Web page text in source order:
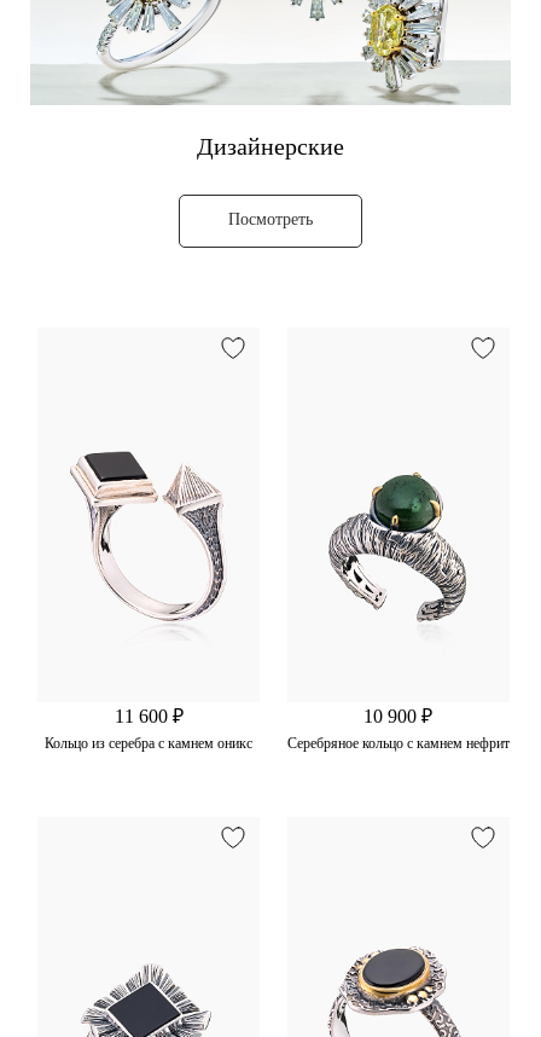
Дизайнерские
Посмотреть
11 600 ₽
Кольцо из серебра с камнем оникс
10 900 ₽
Cеребряное кольцо с камнем нефрит